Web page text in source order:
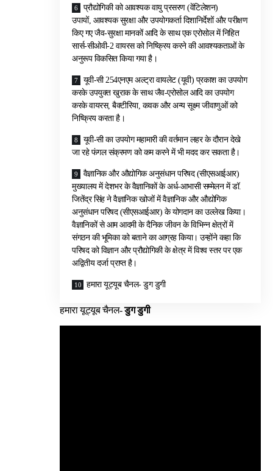
प्रौद्योगिकी को आवश्यक वायु प्रसरण (वेंटिलेशन)
उपायों, आवश्यक सुरक्षा और उपयोगकर्ता दिशानिर्देशों और परीक्षण
किए गए जैव-सुरक्षा मानकों आदि के साथ एक एरोसोल में निहित
सार्स-सीओवी-2 वायरस को निष्क्रिय करने की आवश्यकताओं के
अनुरूप विकसित किया गया है।
यूवी-सी 254एनएम अल्ट्रा वायलेट (यूवी) प्रकाश का उपयोग
करके उपयुक्त खुराक के साथ जैव-एरोसोल आदि का उपयोग
करके वायरस, बैक्टीरिया, कवक और अन्य सूक्ष्म जीवाणुओं को
निष्क्रिय करता है।
यूवी-सी का उपयोग महामारी की वर्तमान लहर के दौरान देखे
जा रहे फंगल संक्रमण को कम करने में भी मदद कर सकता है।
वैज्ञानिक और औद्योगिक अनुसंधान परिषद (सीएसआईआर)
मुख्यालय में देशभर के वैज्ञानिकों के अर्ध-आभासी सम्मेलन में डॉ.
जितेंद्र सिंह ने वैज्ञानिक खोजों में वैज्ञानिक और औद्योगिक
अनुसंधान परिषद (सीएसआईआर) के योगदान का उल्लेख किया।
वैज्ञानिकों से आम आदमी के दैनिक जीवन के विभिन्न क्षेत्रों में
संगठन की भूमिका को बताने का आग्रह किया। उन्होंने कहा कि
परिषद को विज्ञान और प्रौद्योगिकी के क्षेत्र में विश्व स्तर पर एक
अद्वितीय दर्जा प्राप्त है।
हमारा यूट्यूब चैनल- डुग डुगी
हमारा यूट्यूब चैनल-डुग डुगी